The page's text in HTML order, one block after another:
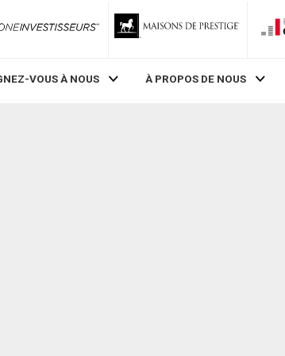
ZoneInvestisseurs RLP
VOUS À NOUS À PROPOS DE NOUS